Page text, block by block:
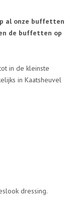
al onze buffetten
de buffetten op
in de kleinste
in Kaatsheuvel
dressing.